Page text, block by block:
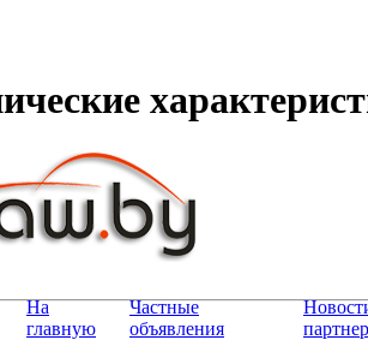
На
главную
Частные
объявления